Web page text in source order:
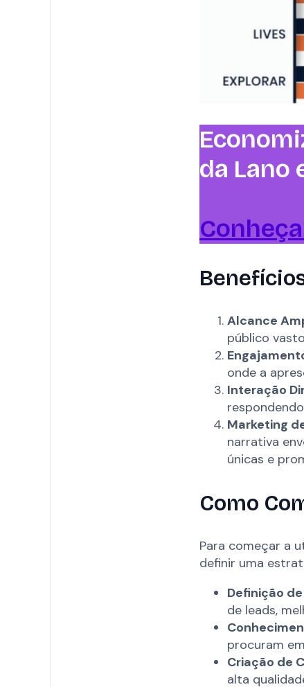
da Lano
Alcance
público
onde a
Interação
Marketing
narrativa
únicas e
Como
Para começar a
definir uma
Definição
de leads,
procuram
Criação de
alta